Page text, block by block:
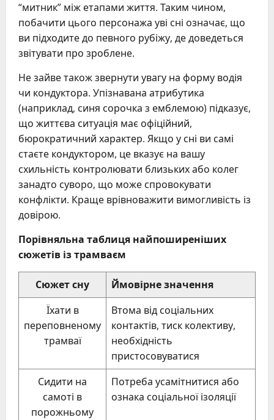
“митник” між етапами життя. Таким чином,
побачити цього персонажа уві сні означає, що
ви підходите до певного рубіжу, де доведеться
звітувати про зроблене.
Не зайве також звернути увагу на форму водія
чи кондуктора. Упізнавана атрибутика
(наприклад, синя сорочка з емблемою) підказує,
що життєва ситуація має офіційний,
бюрократичний характер. Якщо у сні ви самі
стаєте кондуктором, це вказує на вашу
схильність контролювати близьких або колег
занадто суворо, що може спровокувати
конфлікти. Краще врівноважити вимогливість із
довірою.
Порівняльна таблиця найпоширеніших
сюжетів із трамваєм
Сюжет сну
Ймовірне значення
Їхати в
переповненому
трамваї
Втома від соціальних
контактів, тиск колективу,
необхідність
пристосовуватися
Сидити на
самоті в
порожньому
Потреба усамітнитися або
ознака соціальної ізоляції